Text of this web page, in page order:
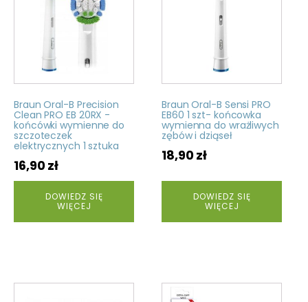
Braun Oral-B Precision
Clean PRO EB 20RX -
końcówki wymienne do
szczoteczek
elektrycznych 1 sztuka
16,90zł
DOWIEDZ SIĘ
WIĘCEJ
Braun Oral-B Sensi PRO
EB60 1 szt- końcowka
wymienna do wrażliwych
zębów i dziąseł
18,90zł
DOWIEDZ SIĘ
WIĘCEJ